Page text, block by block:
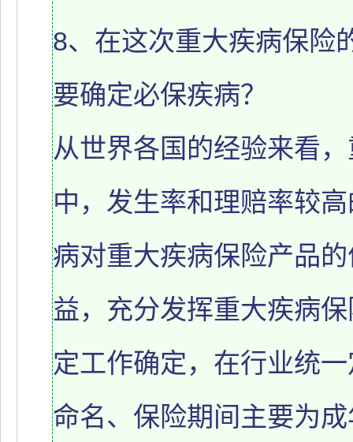
8、在这次重大疾病保险
要确定必保疾病？
从世界各国的经验来看
中，发生率和理赔率较
病对重大疾病保险产品
益，充分发挥重大疾病
定工作确定，在行业统
命名、保险期间主要为